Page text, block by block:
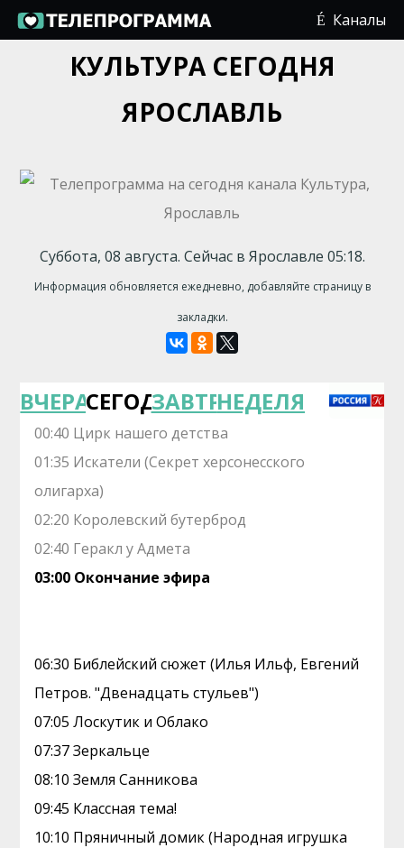
Каналы
КУЛЬТУРА СЕГОДНЯ
ЯРОСЛАВЛЬ
Суббота, 08 августа. Сейчас в Ярославле 05:18.
Информация обновляется ежедневно, добавляйте страницу в
закладки.
ВЧЕРАСЕГОДНЯЗАВТРАНЕДЕЛЯ
00:40 Цирк нашего детства
01:35 Искатели (Секрет херсонесского
олигарха)
02:20 Королевский бутерброд
02:40 Геракл у Адмета
03:00 Окончание эфира
06:30 Библейский сюжет (Илья Ильф, Евгений
Петров. "Двенадцать стульев")
07:05 Лоскутик и Облако
07:37 Зеркальце
08:10 Земля Санникова
09:45 Классная тема!
10:10 Пряничный домик (Народная игрушка